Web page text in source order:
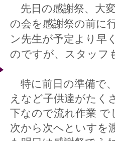
先日の感謝祭、大
の会を感謝祭の前に
ン先生が予定より早
のですが、スタッフ
特に前日の準備で
えなど子供達がたく
下なので流れ作業
次から次へといすを